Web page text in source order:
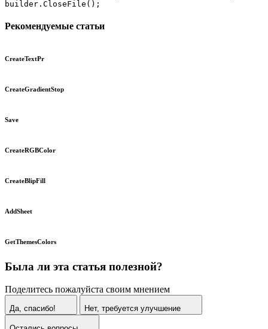
Рекомендуемые статьи
CreateTextPr
CreateGradientStop
Save
CreateRGBColor
CreateBlipFill
AddSheet
GetThemesColors
Была ли эта статья полезной?
Поделитесь пожалуйста своим мнением
Да, спасибо! Нет, требуется улучшение